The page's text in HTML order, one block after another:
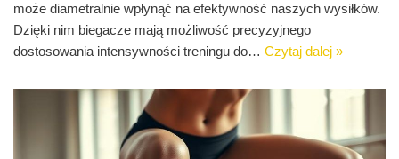
może diametralnie wpłynąć na efektywność naszych wysiłków.
Dzięki nim biegacze mają możliwość precyzyjnego
dostosowania intensywności treningu do… Czytaj dalej »